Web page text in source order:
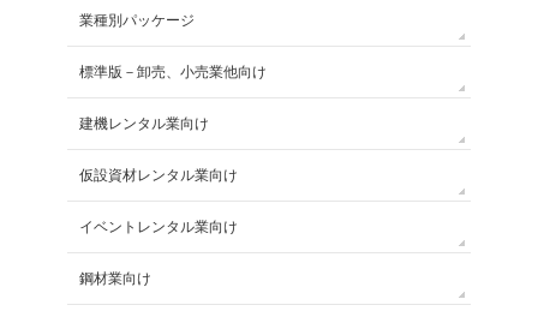
業種別パッケージ
標準版－卸売、小売業他向け
建機レンタル業向け
仮設資材レンタル業向け
イベントレンタル業向け
鋼材業向け